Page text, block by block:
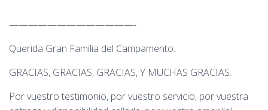
—————————————-
Querida Gran Familia del Campamento:
GRACIAS, GRACIAS, GRACIAS, Y MUCHAS GRACIAS.
Por vuestro testimonio, por vuestro servicio, por vuestra